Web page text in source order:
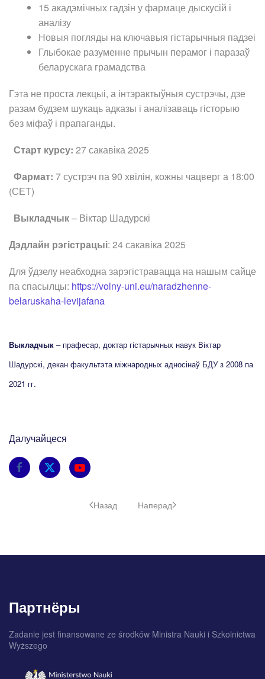
Далучайцеся
15 акадэмічных гадзін у фармаце дыскусій і
аналізу
Новыя погляды на ключавыя гістарычныя падзеі
Глыбокае разуменне прычын перамог і паразаў
беларускага грамадства
Гэта не проста лекцыі, а інтэрактыўныя сустрэчы, дзе
разам будзем шукаць адказы і аналізаваць гісторыю
без міфаў і прапаганды.
Старт курсу: 27 сакавіка 2025
Фармат: 7 сустрэч па 90 хвілін, кожны чацверг а 18:00
(СЕТ)
Выкладчык– Віктар Шадурскі
Дэдлайн рэгістрацыі: 24 сакавіка 2025
Для ўдзелу неабходна зарэгістравацца на нашым сайце
па спасылцы: https://volny-uni.eu/naradzhenne-
belaruskaha-levijafana
Выкладчык – прафесар, доктар гістарычных навук Віктар
Шадурскі, декан факультэта міжнародных адносінаў БДУ з 2008 па
2021 гг.
Назад Наперад
Партнёры
Zadanie jest finansowane ze środków Ministra Nauki i Szkolnictwa
Wyższego